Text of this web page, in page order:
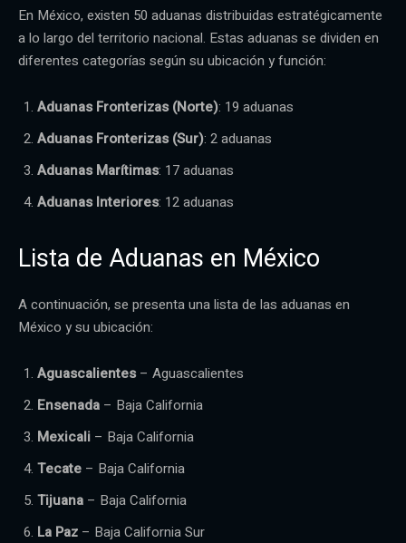
En México, existen 50 aduanas distribuidas estratégicamente
a lo largo del territorio nacional. Estas aduanas se dividen en
diferentes categorías según su ubicación y función:
Aduanas Fronterizas (Norte): 19 aduanas
Aduanas Fronterizas (Sur): 2 aduanas
Aduanas Marítimas: 17 aduanas
Aduanas Interiores: 12 aduanas
Lista de Aduanas en México
A continuación, se presenta una lista de las aduanas en
México y su ubicación:
Aguascalientes– Aguascalientes
Ensenada – Baja California
Mexicali – Baja California
Tecate – Baja California
Tijuana – Baja California
La Paz – Baja California Sur